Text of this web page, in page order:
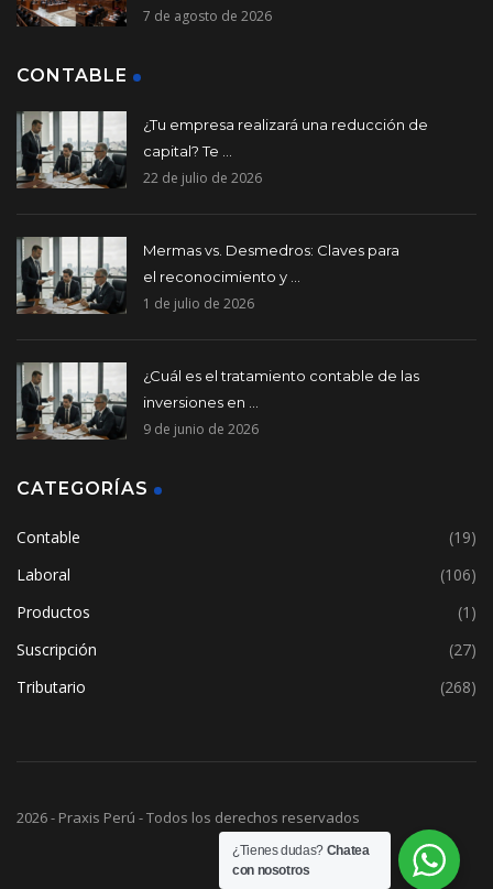
7 de agosto de 2026
CONTABLE
¿Tu empresa realizará una reducción de
capital? Te ...
22 de julio de 2026
Mermas vs. Desmedros: Claves para
el reconocimiento y ...
1 de julio de 2026
¿Cuál es el tratamiento contable de las
inversiones en ...
9 de junio de 2026
CATEGORÍAS
Contable
(19)
Laboral
(106)
Productos
(1)
Suscripción
(27)
Tributario
(268)
2026 - Praxis Perú - Todos los derechos reservados
¿Tienes dudas? Chatea
con nosotros